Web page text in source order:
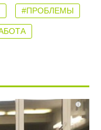
#ПРОБЛЕМЫ
i